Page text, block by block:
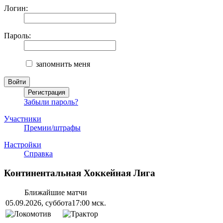
Логин:
Пароль:
запомнить меня
Забыли пароль?
Участники
Премии/штрафы
Настройки
Справка
Континентальная Хоккейная Лига
Ближайшие матчи
05.09.2026, суббота17:00 мск.